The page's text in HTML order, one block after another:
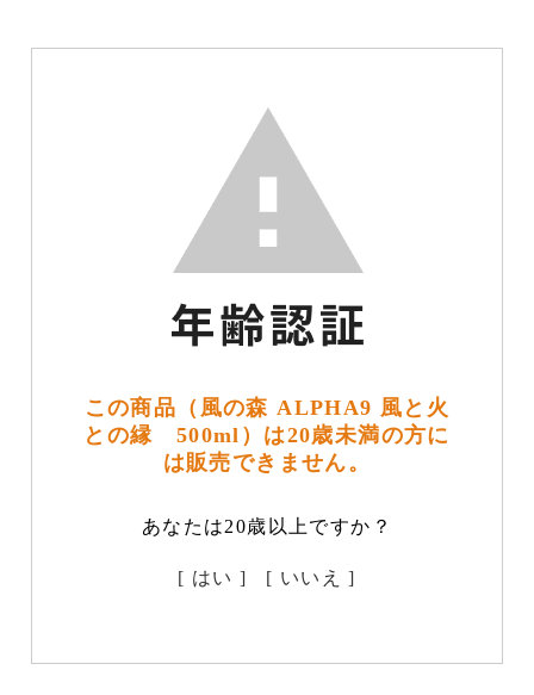
この商品（風の森 ALPHA9 風と火
との縁 500ml）は20歳未満の方に
は販売できません。
あなたは20歳以上ですか？
[ はい ] [ いいえ ]